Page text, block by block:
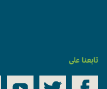
تابعنا على